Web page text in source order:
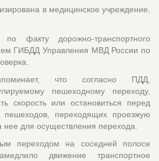
в медицинское учреждение.
факту дорожно-транспортного
ГИБДД Управления МВД России по
что согласно ПДД,
пешеходному переходу,
скорость или остановиться перед
пешеходов, переходящих проезжую
нее для осуществления перехода.
переходом на соседней полосе
движение транспортное